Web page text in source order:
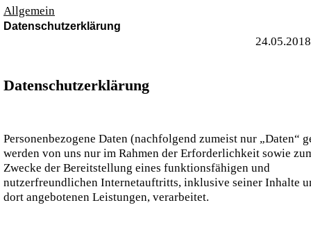
Allgemein
Datenschutzerklärung
Datenschutzerklärung
Personenbezogene Daten (nachfolgend zumeist nur „Daten“
werden von uns nur im Rahmen der Erforderlichkeit sowie
Zwecke der Bereitstellung eines funktionsfähigen und
nutzerfreundlichen Internetauftritts, inklusive seiner Inhalte
dort angebotenen Leistungen, verarbeitet.